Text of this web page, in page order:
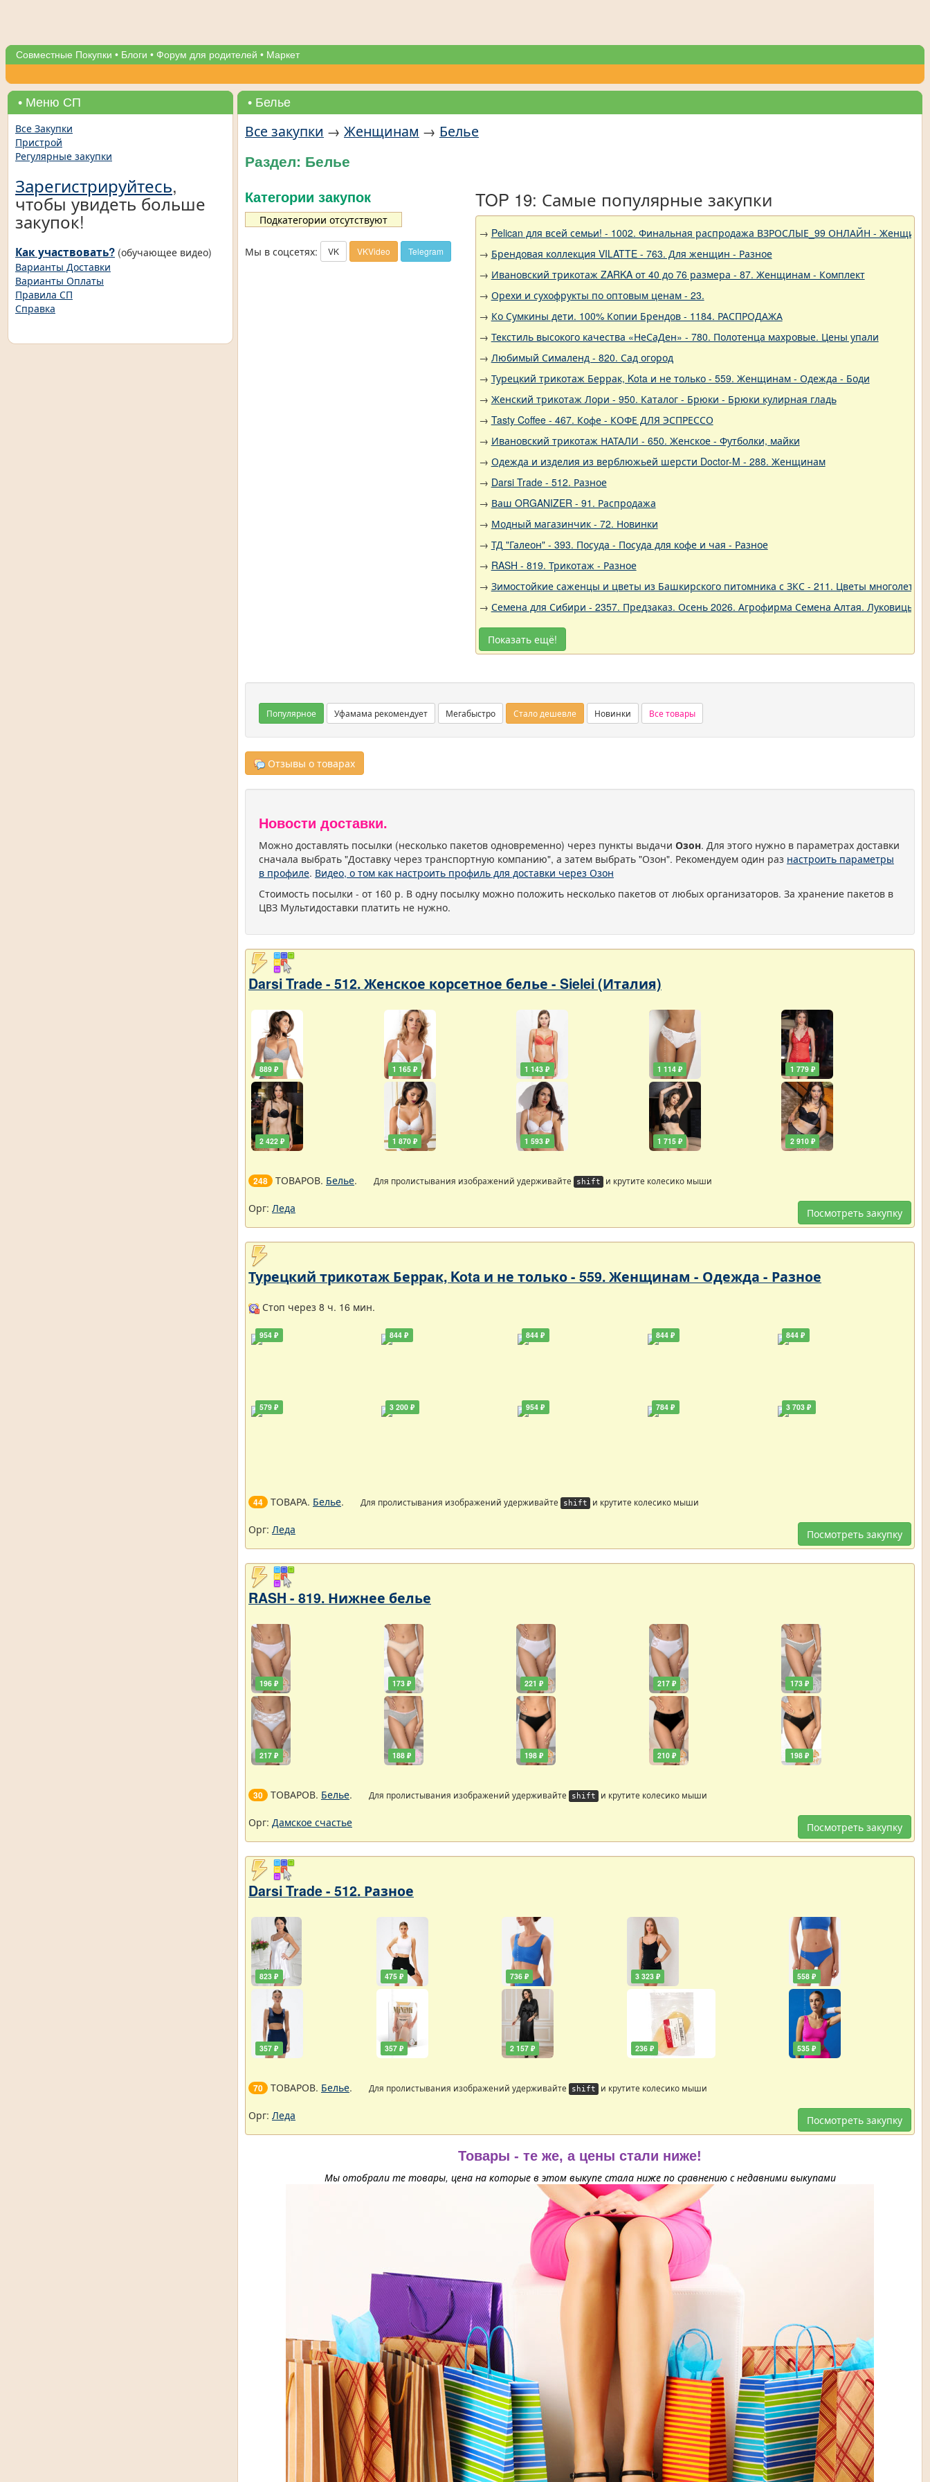
Совместные Покупки • Блоги • Форум для родителей • Маркет
• Меню СП
Все Закупки
Пристрой
Регулярные закупки
Зарегистрируйтесь,
чтобы увидеть больше
закупок!
Как участвовать? (обучающее видео)
Варианты Доставки
Варианты Оплаты
Правила СП
Справка
• Белье
Все закупки → Женщинам → Белье
Раздел: Белье
Категории закупок
Подкатегории отсутствуют
Мы в соцсетях: VK VKVideo Telegram
TOP 19: Самые популярные закупки
→ Pelican для всей семьи! - 1002. Финальная распродажа ВЗРОСЛЫЕ_99 ОНЛАЙН - Женщины
→ Брендовая коллекция VILATTE - 763. Для женщин - Разное
→ Ивановский трикотаж ZARKA от 40 до 76 размера - 87. Женщинам - Комплект
→ Орехи и сухофрукты по оптовым ценам - 23.
→ Ко Сумкины дети. 100% Копии Брендов - 1184. РАСПРОДАЖА
→ Текстиль высокого качества «НеСаДен» - 780. Полотенца махровые. Цены упали
→ Любимый Сималенд - 820. Сад огород
→ Турецкий трикотаж Беррак, Kota и не только - 559. Женщинам - Одежда - Боди
→ Женский трикотаж Лори - 950. Каталог - Брюки - Брюки кулирная гладь
→ Tasty Coffee - 467. Кофе - КОФЕ ДЛЯ ЭСПРЕССО
→ Ивановский трикотаж НАТАЛИ - 650. Женское - Футболки, майки
→ Одежда и изделия из верблюжьей шерсти Doctor-M - 288. Женщинам
→ Darsi Trade - 512. Разное
→ Ваш ORGANIZER - 91. Распродажа
→ Модный магазинчик - 72. Новинки
→ ТД "Галеон" - 393. Посуда - Посуда для кофе и чая - Разное
→ RASH - 819. Трикотаж - Разное
→ Зимостойкие саженцы и цветы из Башкирского питомника с ЗКС - 211. Цветы
→ Семена для Сибири - 2357. Предзаказ. Осень 2026. Агрофирма Семена Алтая. Луковицы.
Показать ещё!
Популярное Уфамама рекомендует Мегабыстро Стало дешевле Новинки Все товары
Отзывы о товарах
Новости доставки.
Можно доставлять посылки (несколько пакетов одновременно) через пункты выдачи Озон. Для этого нужно в параметрах доставки
сначала выбрать "Доставку через транспортную компанию", а затем выбрать "Озон". Рекомендуем один раз настроить параметры
в профиле. Видео, о том как настроить профиль для доставки через Озон
Стоимость посылки - от 160 р. В одну посылку можно положить несколько пакетов от любых организаторов. За хранение пакетов в
ЦВЗ Мультидоставки платить не нужно.
Darsi Trade - 512. Женское корсетное белье - Sielei (Италия)
889 ₽
2 422 ₽
1 165 ₽
1 870 ₽
1 143 ₽
1 593 ₽
1 114 ₽
1 715 ₽
1 779 ₽
2 910 ₽
248 ТОВАРОВ. Белье. Для пролистывания изображений удерживайте shift и крутите колесико мыши
Посмотреть закупку
Орг: Леда
Турецкий трикотаж Беррак, Kota и не только - 559. Женщинам - Одежда - Разное
Стоп через 8 ч. 16 мин.
954 ₽
579 ₽
844 ₽
3 200 ₽
844 ₽
954 ₽
844 ₽
784 ₽
844 ₽
3 703 ₽
44 ТОВАРА. Белье. Для пролистывания изображений удерживайте shift и крутите колесико мыши
Посмотреть закупку
Орг: Леда
RASH - 819. Нижнее белье
196 ₽
217 ₽
173 ₽
188 ₽
221 ₽
198 ₽
217 ₽
210 ₽
173 ₽
198 ₽
30 ТОВАРОВ. Белье. Для пролистывания изображений удерживайте shift и крутите колесико мыши
Посмотреть закупку
Орг: Дамское счастье
Darsi Trade - 512. Разное
823 ₽
357 ₽
475 ₽
357 ₽
736 ₽
2 157 ₽
3 323 ₽
236 ₽
558 ₽
535 ₽
70 ТОВАРОВ. Белье. Для пролистывания изображений удерживайте shift и крутите колесико мыши
Посмотреть закупку
Орг: Леда
Товары - те же, а цены стали ниже!
Мы отобрали те товары, цена на которые в этом выкупе стала ниже по сравнению с недавними выкупами